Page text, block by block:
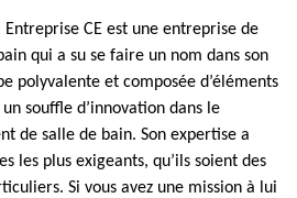
Entreprise CE est une entreprise de
qui a su se faire un nom dans son
polyvalente et composée d’éléments
souffle d’innovation dans le
de salle de bain. Son expertise a
les plus exigeants, qu’ils soient des
Si vous avez une mission à lui